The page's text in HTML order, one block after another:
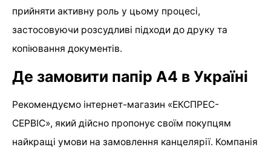
прийняти активну роль у цьому процесі,
застосовуючи розсудливі підходи до друку та
копіювання документів.
Де замовити папір А4 в Україні
Рекомендуємо інтернет-магазин «ЕКСПРЕС-
СЕРВІС», який дійсно пропонує своїм покупцям
найкращі умови на замовлення канцелярії. Компанія